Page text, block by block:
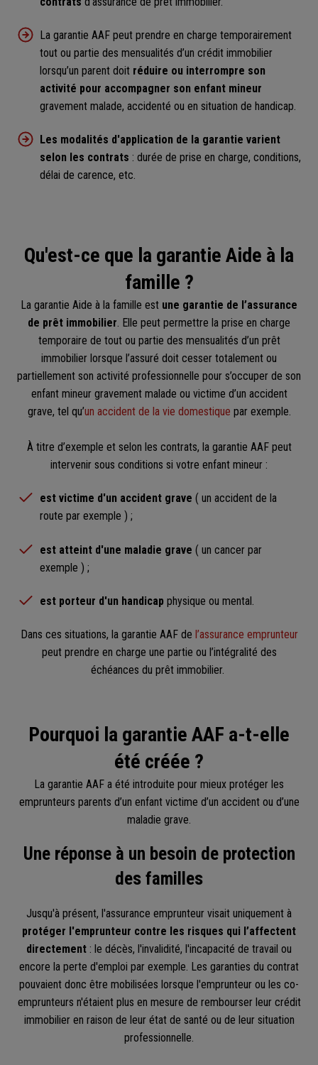
La garantie AAF peut prendre en charge temporairement
tout ou partie des mensualités d’un crédit immobilier
lorsqu’un parent doit réduire ou interrompre son
activité pour accompagner son enfant mineur
gravement malade, accidenté ou en situation de handicap.
Les modalités d'application de la garantie varient
selon les contrats : durée de prise en charge, conditions,
délai de carence, etc.
Qu'est-ce que la garantie Aide à la
famille ?
La garantie Aide à la famille est une garantie de l’assurance
de prêt immobilier. Elle peut permettre la prise en charge
temporaire de tout ou partie des mensualités d’un prêt
immobilier lorsque l’assuré doit cesser totalement ou
partiellement son activité professionnelle pour s’occuper de son
enfant mineur gravement malade ou victime d’un accident
grave, tel qu’un accident de la vie domestique par exemple.
À titre d’exemple et selon les contrats, la garantie AAF peut
intervenir sous conditions si votre enfant mineur :
est victime d'un accident grave ( un accident de la
route par exemple ) ;
est atteint d'une maladie grave ( un cancer par
exemple ) ;
est porteur d'un handicap physique ou mental.
Dans ces situations, la garantie AAF de l’assurance emprunteur
peut prendre en charge une partie ou l’intégralité des
échéances du prêt immobilier.
Pourquoi la garantie AAF a-t-elle
été créée ?
La garantie AAF a été introduite pour mieux protéger les
emprunteurs parents d’un enfant victime d’un accident ou d’une
maladie grave.
Une réponse à un besoin de protection
des familles
Jusqu'à présent, l'assurance emprunteur visait uniquement à
protéger l'emprunteur contre les risques qui l’affectent
directement : le décès, l'invalidité, l'incapacité de travail ou
encore la perte d'emploi par exemple. Les garanties du contrat
pouvaient donc être mobilisées lorsque l'emprunteur ou les co-
emprunteurs n'étaient plus en mesure de rembourser leur crédit
immobilier en raison de leur état de santé ou de leur situation
professionnelle.